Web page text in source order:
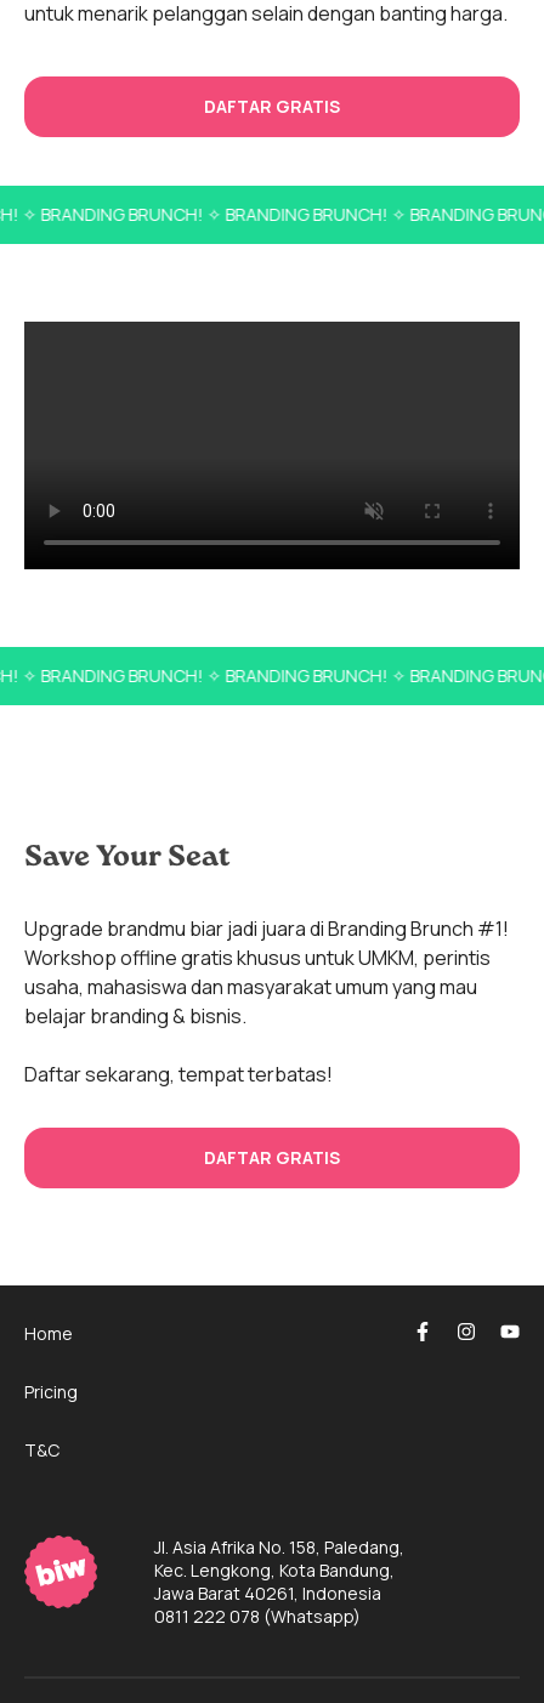
untuk menarik pelanggan selain dengan banting harga.
DAFTAR GRATIS
BRUNCH! ✧ BRANDING BRUNCH! ✧ BRANDING
BRUNCH! ✧ BRANDING BRUNCH! ✧ BRANDING
Save Your Seat
Upgrade brandmu biar jadi juara di Branding Brunch #1!
Workshop offline gratis khusus untuk UMKM, perintis
usaha, mahasiswa dan masyarakat umum yang mau
belajar branding & bisnis.
Daftar sekarang, tempat terbatas!
DAFTAR GRATIS
Jl. Asia Afrika No. 158, Paledang,
Kec. Lengkong, Kota Bandung,
Jawa Barat 40261, Indonesia
0811 222 078 (Whatsapp)
Home
Pricing
T&C